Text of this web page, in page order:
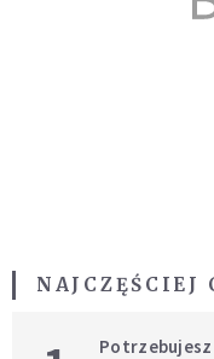
NAJCZĘŚCIEJ